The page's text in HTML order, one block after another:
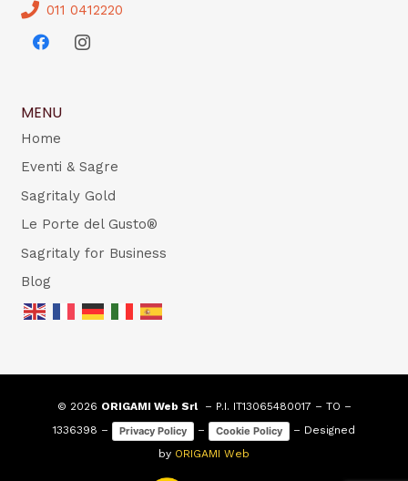
011 0412220
MENU
Home
Eventi & Sagre
Sagritaly Gold
Le Porte del Gusto®
Sagritaly for Business
Blog
© 2026 ORIGAMI Web Srl– P.I. IT13065480017 – TO –
1336398 –
Privacy Policy – Cookie Policy
– Designed
by ORIGAMI Web